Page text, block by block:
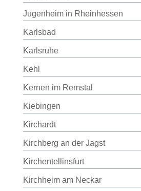
Jugenheim in Rheinhessen
Karlsbad
Karlsruhe
Kehl
Kernen im Remstal
Kiebingen
Kirchardt
Kirchberg an der Jagst
Kirchentellinsfurt
Kirchheim am Neckar